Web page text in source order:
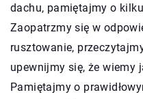
dachu, pamiętajmy o
Zaopatrzmy się w
rusztowanie,
upewnijmy się, że wiemy
Pamiętajmy o